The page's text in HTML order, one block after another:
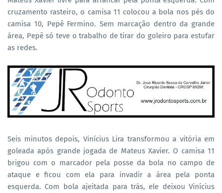
cruzamento rasteiro, o camisa 11 colocou a bola nos pés do
camisa 10, Pepê Fermino. Sem marcação dentro da grande
área, Pepê só teve o trabalho de tirar do goleiro para estufar
as redes.
Seis minutos depois, Vinícius Lira transformou a vitória em
goleada após grande jogada de Mateus Xavier. O camisa 11
brigou com o marcador pela posse da bola no campo de
ataque e ficou com ela para invadir a área pela ponta
esquerda. Com bola ajeitada para trás, ele deixou Vinícius